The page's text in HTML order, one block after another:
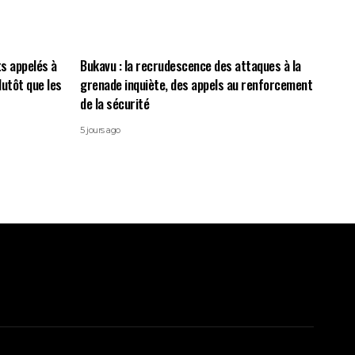
appelés à
que les
Bukavu : la recrudescence des attaques à la
grenade inquiète, des appels au renforcement
de la sécurité
5 jours ago